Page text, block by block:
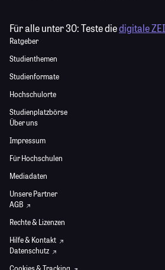
Für alle unter 30:Teste diedigitale
Ratgeber
Studienthemen
Studienformate
Hochschulorte
Studienplatzbörse
Über uns
Impressum
Für Hochschulen
Mediadaten
Unsere Partner
AGB
Rechte & Lizenzen
Hilfe & Kontakt
Datenschutz